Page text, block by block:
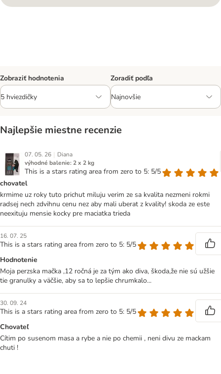
Zobraziť hodnotenia Zoradiť podľa
Najlepšie miestne recenzie
07. 05. 26 | Diana
výhodné balenie: 2 x 2 kg
This is a stars rating area from zero to 5: 5/5
chovatel
krmime uz roky tuto prichut miluju verim ze sa kvalita nezmeni rokmi
radsej nech zdvihnu cenu nez aby mali uberat z kvality! skoda ze este
neexituju mensie kocky pre maciatka trieda
16. 07. 25
This is a stars rating area from zero to 5: 5/5
Hodnotenie
Moja perzska mačka ,12 ročná je za tým ako diva, škoda,že nie sú užšie
tie granulky a väčšie, aby sa to lepšie chrumkalo...
30. 09. 24
This is a stars rating area from zero to 5: 5/5
Chovateľ
Cítim po susenom masa a rybe a nie po chemii , neni divu ze mackam
chuti !